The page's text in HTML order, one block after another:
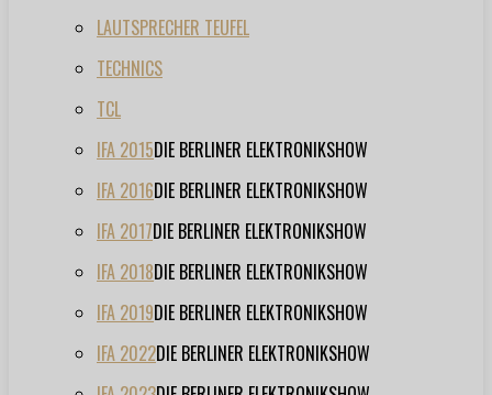
LAUTSPRECHER TEUFEL
TECHNICS
TCL
IFA 2015DIE BERLINER ELEKTRONIKSHOW
IFA 2016DIE BERLINER ELEKTRONIKSHOW
IFA 2017DIE BERLINER ELEKTRONIKSHOW
IFA 2018DIE BERLINER ELEKTRONIKSHOW
IFA 2019DIE BERLINER ELEKTRONIKSHOW
IFA 2022DIE BERLINER ELEKTRONIKSHOW